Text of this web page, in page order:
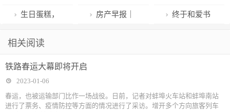
这些易堵路段
开展党的二十 展？这场大会 么监测？监测
警发布2023年 审批服务局： 传”
生日蛋糕， 房产早报｜ 终于和爱书
相关阅读
铁路春运大幕即将开启
2023-01-06
春运，也被运输部门比作一场战役。日前，记者对蚌埠火车站和蚌埠南站
进行了票务、疫情防控等方面的情况进行了采访。增开多个方向旅客列车